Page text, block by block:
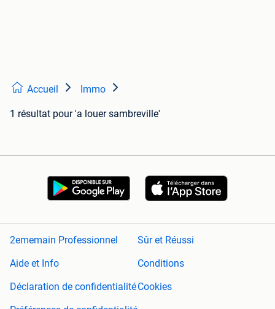
Accueil Immo
1 résultat pour 'a louer sambreville'
2ememain Professionnel
Sûr et Réussi
Aide et Info
Conditions
Déclaration de confidentialitéCookies